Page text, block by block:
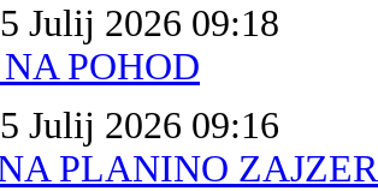
Julij 2026 09:18
POHOD
Julij 2026 09:16
PLANINO